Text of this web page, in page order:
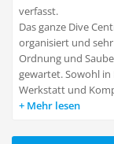
verfasst.
Das ganze Dive
organisiert und
Ordnung und
gewartet. Sowohl in
Werkstatt und
Mehr lesen